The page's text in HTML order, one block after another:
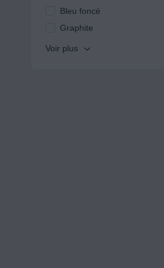
Bleu foncé
Graphite